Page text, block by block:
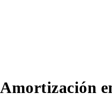
Amortización